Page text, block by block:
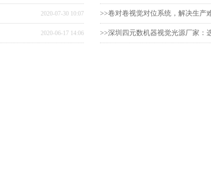
2020-07-30 10:07
2020-06-17 14:06
>>卷对卷视觉对位系统，解决生产
>>深圳四元数机器视觉光源厂家：